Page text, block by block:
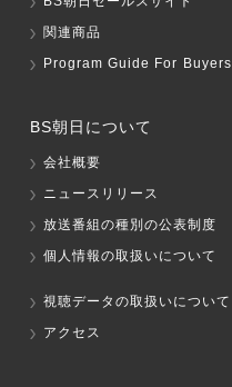
関連商品
Program Guide For Buyers
BS朝日について
会社概要
ニュースリリース
放送番組の種別の公表制度
個人情報の取扱いについて
視聴データの取扱いについて
アクセス